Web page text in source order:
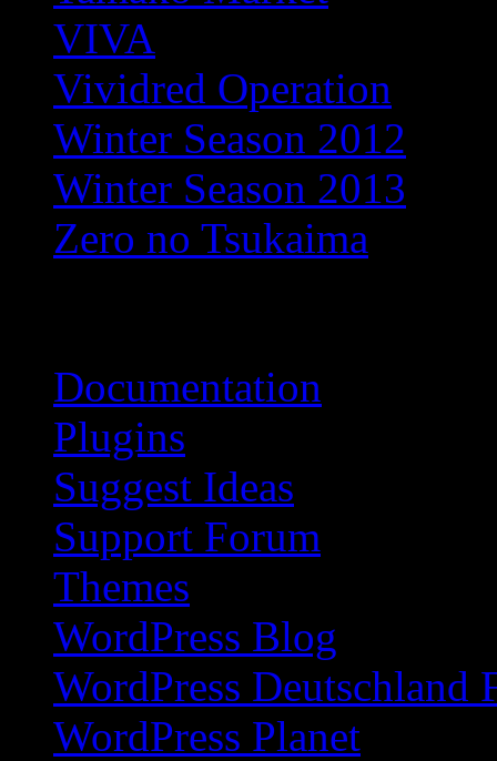
VIVA
Vividred Operation
Winter Season 2012
Winter Season 2013
Zero no Tsukaima
Documentation
Plugins
Suggest Ideas
Support Forum
Themes
WordPress Blog
WordPress Deutschland
WordPress Planet